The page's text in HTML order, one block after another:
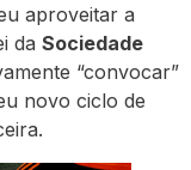
aproveitar a
da Sociedade
“convocar”
novo ciclo de